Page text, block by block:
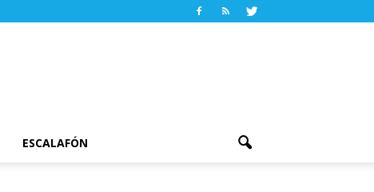
ESCALAFÓN